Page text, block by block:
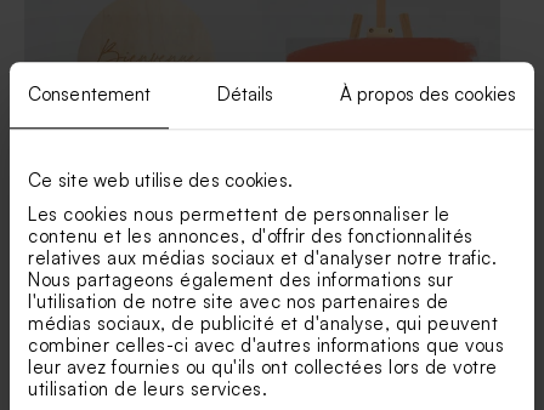
Consentement Détails À propos des cookies
Ce site web utilise des cookies.
Les cookies nous permettent de personnaliser le
contenu et les annonces, d'offrir des fonctionnalités
relatives aux médias sociaux et d'analyser notre trafic.
Nous partageons également des informations sur
l'utilisation de notre site avec nos partenaires de
médias sociaux, de publicité et d'analyse, qui peuvent
combiner celles-ci avec d'autres informations que vous
leur avez fournies ou qu'ils ont collectées lors de votre
utilisation de leurs services.
Savon artisanal mariage
senteur Fraîcheur
Pot en verre strié mariage
couvercle en bois gravé
Pancarte bienvenue mariage
en bois - Cœur
Panneau mariage plexiglas
aquarelle paysage